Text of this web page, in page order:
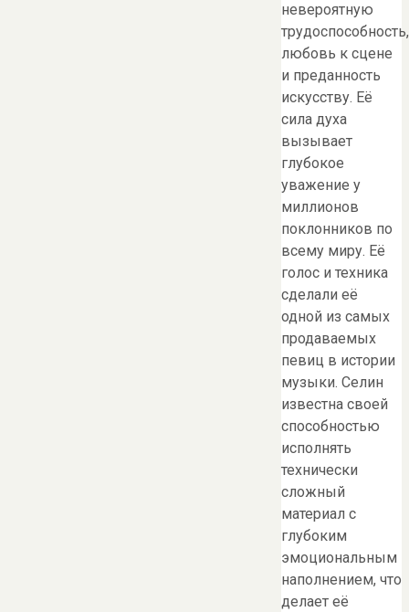
невероятную
трудоспособность,
любовь к сцене
и преданность
искусству. Её
сила духа
вызывает
глубокое
уважение у
миллионов
поклонников по
всему миру. Её
голос и техника
сделали её
одной из самых
продаваемых
певиц в истории
музыки. Селин
известна своей
способностью
исполнять
технически
сложный
материал с
глубоким
эмоциональным
наполнением, что
делает её